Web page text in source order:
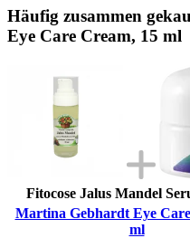
Häufig zusammen
Eye Care Cream, 15 ml
Fitocose Jalus Mandel
Martina Gebhardt Eye
ml